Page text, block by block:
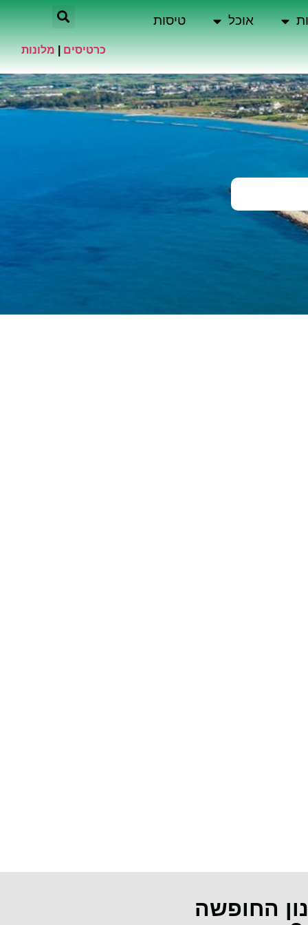
אוכל טיסות
כרטיסים מלונות
החופשה